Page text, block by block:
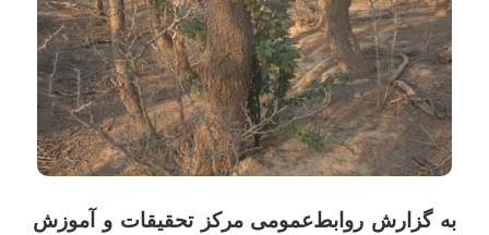
به گزارش روابط‌عمومی مرکز تحقیقات و
آموزش